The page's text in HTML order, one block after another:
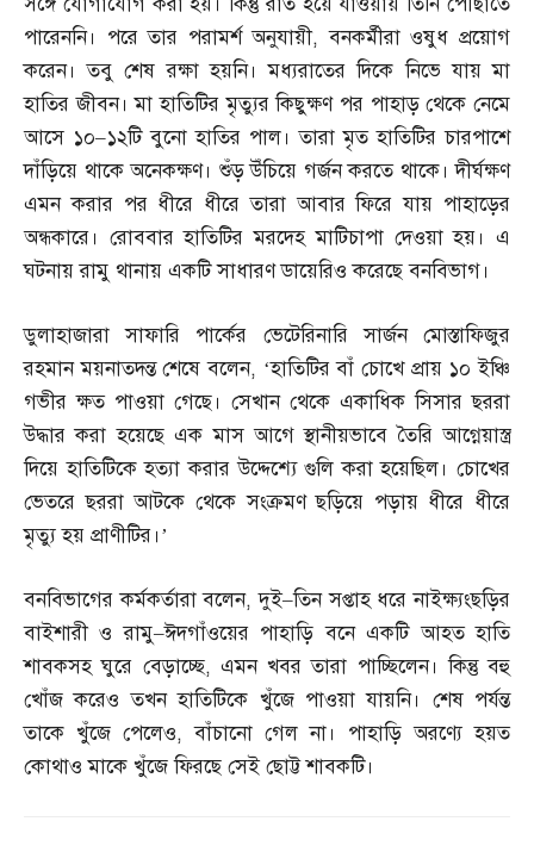
পারেননি। পরে তার পরামর্শ অনুযায়ী,বনকর্মীরা ওষুধ প্রয়োগ
করেন। তবু শেষ রক্ষা হয়নি। মধ্যরাতের দিকে নিভে যায় মা
হাতির জীবন। মা হাতিটির মৃত্যুর কিছুক্ষণ পর পাহাড় থেকে নেমে
আসে ১০–১২টি বুনো হাতির পাল। তারা মৃত হাতিটির চারপাশে
দাঁড়িয়ে থাকে অনেকক্ষণ। শুঁড় উঁচিয়ে গর্জন করতে থাকে। দীর্ঘক্ষণ
এমন করার পর ধীরে ধীরে তারা আবার ফিরে যায় পাহাড়ের
অন্ধকারে। রোববার হাতিটির মরদেহ মাটিচাপা দেওয়া হয়। এ
ঘটনায় রামু থানায় একটি সাধারণ ডায়েরিও করেছে বনবিভাগ।
ডুলাহাজারা সাফারি পার্কের ভেটেরিনারি সার্জন মোস্তাফিজুর
রহমান ময়নাতদন্ত শেষে বলেন, ‘হাতিটির বাঁ চোখে প্রায় ১০ ইঞ্চি
গভীর ক্ষত পাওয়া গেছে। সেখান থেকে একাধিক সিসার ছররা
উদ্ধার করা হয়েছে এক মাস আগে স্থানীয়ভাবে তৈরি আগ্নেয়াস্ত্র
দিয়ে হাতিটিকে হত্যা করার উদ্দেশ্যে গুলি করা হয়েছিল। চোখের
ভেতরে ছররা আটকে থেকে সংক্রমণ ছড়িয়ে পড়ায় ধীরে ধীরে
মৃত্যু হয় প্রাণীটির।’
বনবিভাগের কর্মকর্তারা বলেন,দুই–তিন সপ্তাহ ধরে নাইক্ষ্যংছড়ির
বাইশারী ও রামু–ঈদগাঁওয়ের পাহাড়ি বনে একটি আহত হাতি
শাবকসহ ঘুরে বেড়াচ্ছে, এমন খবর তারা পাচ্ছিলেন। কিন্তু বহু
খোঁজ করেও তখন হাতিটিকে খুঁজে পাওয়া যায়নি। শেষ পর্যন্ত
তাকে খুঁজে পেলেও,বাঁচানো গেল না। পাহাড়ি অরণ্যে হয়ত
কোথাও মাকে খুঁজে ফিরছে সেই ছোট্ট শাবকটি।